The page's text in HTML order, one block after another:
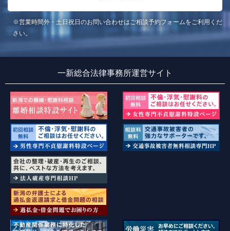
※営業時間外・土日祝日のお問い合わせはご相談予約フォームをご利用くだ
さい。
一新総合法律事務所運営サイト